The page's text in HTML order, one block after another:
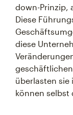
down-Prinzip,
Diese
diese
überlasten
können selbst